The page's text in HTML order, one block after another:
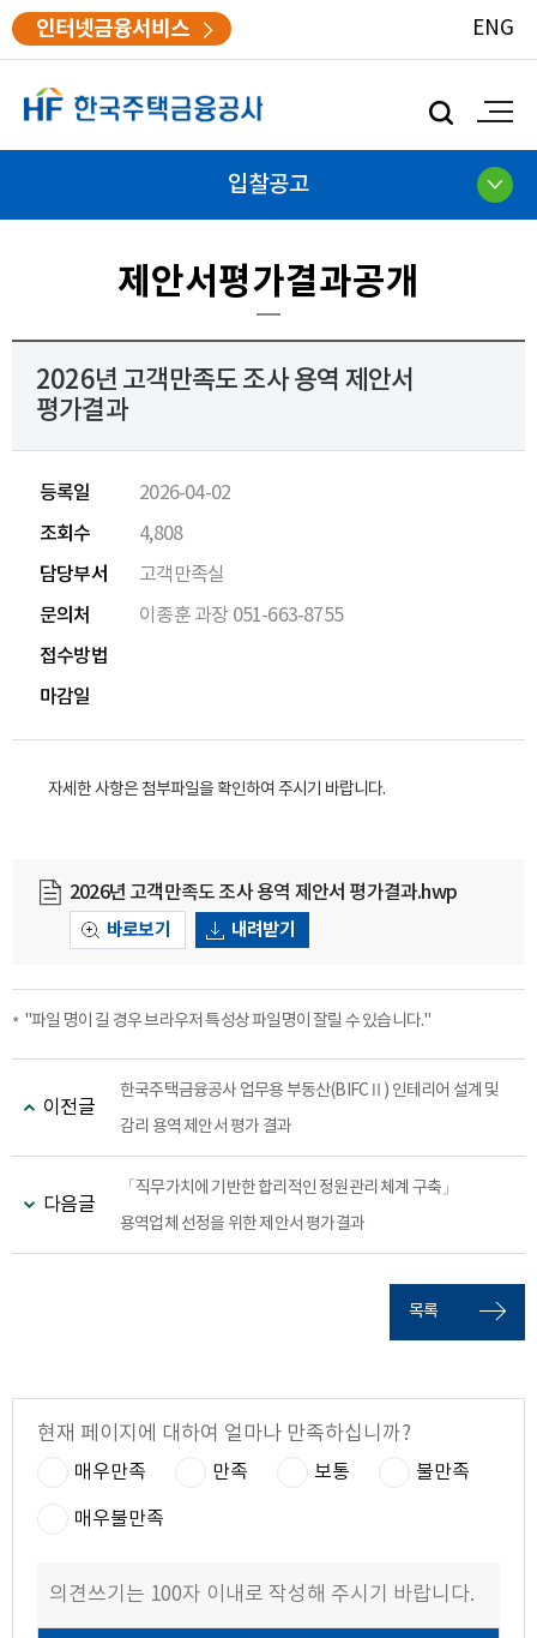
인터넷금융서비스 ENG
입찰공고
제안서평가결과공개
2026년 고객만족도 조사 용역 제안서
평가결과
등록일
2026-04-02
조회수
4,808
담당부서
고객만족실
문의처
이종훈 과장 051-663-8755
접수방법
마감일
자세한 사항은 첨부파일을 확인하여 주시기 바랍니다.
2026년 고객만족도 조사 용역 제안서 평가결과.hwp
바로보기
내려받기
"파일 명이 길 경우 브라우저 특성상 파일명이 잘릴 수 있습니다."
목록
이전글
한국주택금융공사 업무용 부동산(BIFCⅡ) 인테리어 설계 및
감리 용역 제안서 평가 결과
다음글
「직무가치에 기반한 합리적인 정원관리 체계 구축」
용역업체 선정을 위한 제안서 평가결과
현재 페이지에 대하여 얼마나 만족하십니까?
매우만족 만족 보통 불만족
매우불만족